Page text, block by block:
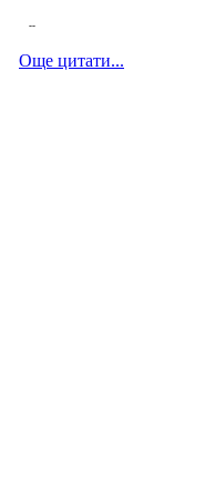
--
Още цитати...